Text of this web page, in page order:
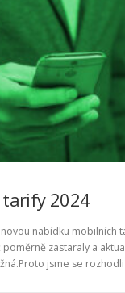
2024
nabídku mobilních
zastaraly a
jsme se